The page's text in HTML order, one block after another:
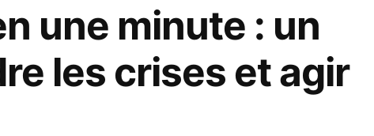
une minute : un
les crises et agir